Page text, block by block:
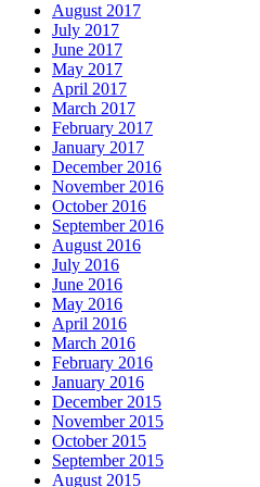
August 2017
July 2017
June 2017
May 2017
April 2017
March 2017
February 2017
January 2017
December 2016
November 2016
October 2016
September 2016
August 2016
July 2016
June 2016
May 2016
April 2016
March 2016
February 2016
January 2016
December 2015
November 2015
October 2015
September 2015
August 2015